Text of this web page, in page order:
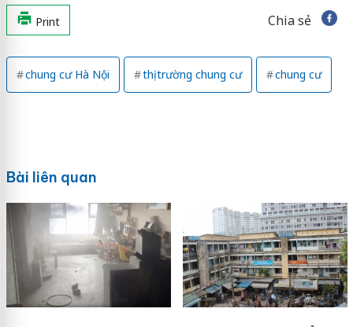
Print Chia sẻ
chung cư Hà Nội thị trường chung cư chung cư
Bài liên quan